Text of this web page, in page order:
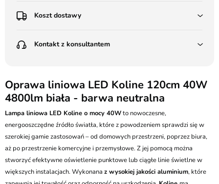
Koszt dostawy
Poczta Polska Kurier 48H - 11 zł
(od 1000 zł dla gabarytów, nie dotyczy produktów 3m)
Pobranie:
Poczta Polska Kurier 48H - 16 zł
Kurier GLS - 20 zł
Przesyłka Gabarytowa - 35 zł
Kontakt z konsultantem
Batalionów Chłopskich 12, 94-058 Łódź
506 336 320
kontakt@ledstyl.pl
Oprawa liniowa LED Koline 120cm 40W
4800lm biała - barwa neutralna
Lampa liniowa LED Koline o mocy 40Wto nowoczesne,
energooszczędne źródło światła, które z powodzeniem sprawdzi się w
szerokiej gamie zastosowań – od domowych przestrzeni, poprzez biura,
aż po przestrzenie komercyjne i przemysłowe. Z jej pomocą można
stworzyć efektywne oświetlenie punktowe lub ciągłe linie świetlne w
większych instalacjach. Wykonana z wysokiej jakości aluminium, które